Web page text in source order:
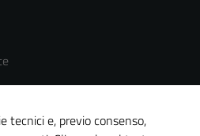
tecnici e, previo consenso,